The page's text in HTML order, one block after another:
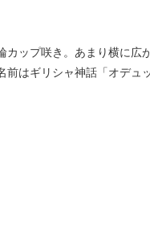
ップ咲き。あまり横に
はギリシャ神話「オデュ